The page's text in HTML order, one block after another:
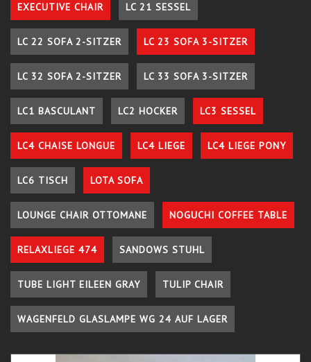
EXECUTIVE CHAIR LC 21 SESSEL
LC 22 SOFA 2-SITZER LC 23 SOFA 3-SITZER
LC 32 SOFA 2-SITZER LC 33 SOFA 3-SITZER
LC1 BASCULANT LC2 HOCKER LC3 SESSEL
LC4 CHAISE LONGUE LC4 LIEGE LC4 LIEGE PONY
LC6 TISCH LOTA SOFA
LOUNGE CHAIR OTTOMANE NOGUCHI COFFEE TABLE
RELAXLIEGE 474 SANDOWS STUHL
TUBE LIGHT EILEEN GRAY TULIP CHAIR
WAGENFELD GLASLAMPE WG 24 AUF LAGER